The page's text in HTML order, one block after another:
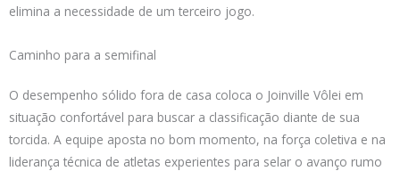
elimina a necessidade de um terceiro jogo.
Caminho para a semifinal
O desempenho sólido fora de casa coloca o Joinville Vôlei em
situação confortável para buscar a classificação diante de sua
torcida. A equipe aposta no bom momento, na força coletiva e na
liderança técnica de atletas experientes para selar o avanço rumo